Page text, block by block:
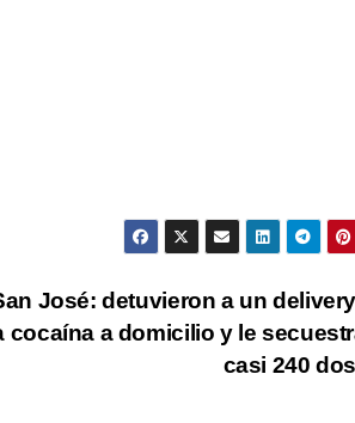
José: detuvieron a un
cocaína a domicilio y le
casi 240